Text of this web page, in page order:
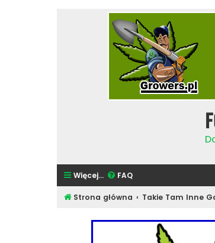
Więcej… FAQ
Strona główna Takie Tam Inne